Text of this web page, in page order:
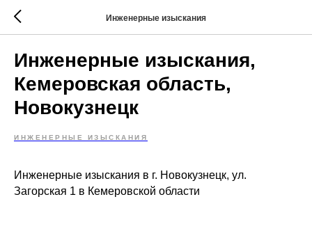
Инженерные изыскания
Инженерные изыскания,
Кемеровская область,
Новокузнецк
ИНЖЕНЕРНЫЕ ИЗЫСКАНИЯ
Инженерные изыскания в г. Новокузнецк, ул.
Загорская 1 в Кемеровской области